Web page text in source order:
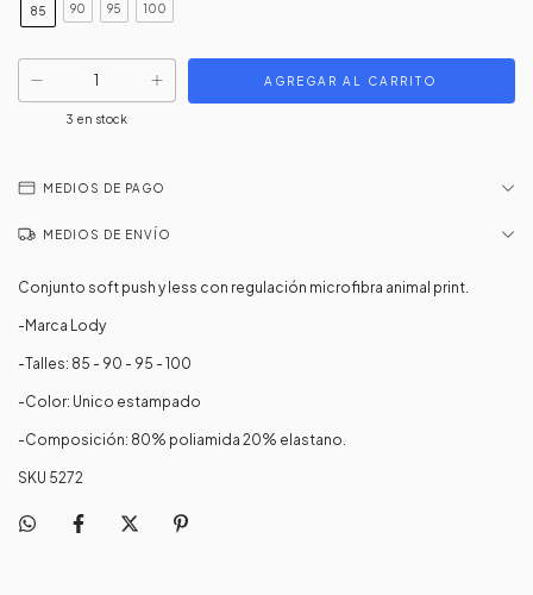
85 90 95 100
3 en stock
MEDIOS DE PAGO
MEDIOS DE ENVÍO
Conjunto soft push y less con regulación microfibra animal print.
-Marca Lody
-Talles: 85 - 90 - 95 - 100
-Color: Unico estampado
-Composición: 80% poliamida 20% elastano.
SKU 5272